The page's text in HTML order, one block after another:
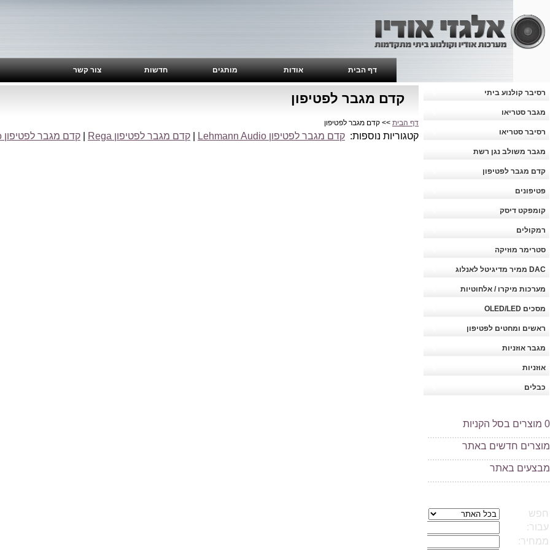
דף הבית אודות מותגים חדשות צור קשר
רסיבר קולנוע ביתי
מגבר סטריאו
רסיבר סטריאו
מגבר משולב נגן רשת
קדם מגבר לפטיפון
פטיפונים
קומפקט דיסק
רמקולים
סטרימר מוזיקה
DAC ממיר מדיגיטל לאנלוג
מערכות מיקרו / אלחוטיות
מסכים OLED/LED
ראשים ומחטים לפטיפון
מגבר אוזניות
אוזניות
כבלים
0 מוצרים בסל הקניות
..................................................
מוצרים חדשים באתר
..................................................
מבצעים באתר
..................................................
קדם מגבר לפטיפון
דף הבית >> קדם מגבר לפטיפון
קטגוריות נוספות: קדם מגבר לפטיפון Lehmann Audio קדם מגבר לפטיפון Rega קדם מגבר לפטיפון Cambridge Audio